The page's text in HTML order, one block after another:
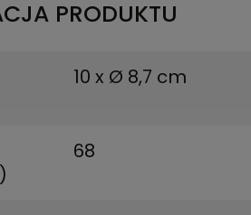
PRODUKTU
10 x Ø 8,7 cm
68